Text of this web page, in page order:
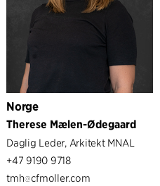
Norge
Therese Mælen-Ødegaard
Daglig Leder, Arkitekt MNAL
+47 9190 9718
tmh
cfmoller.com